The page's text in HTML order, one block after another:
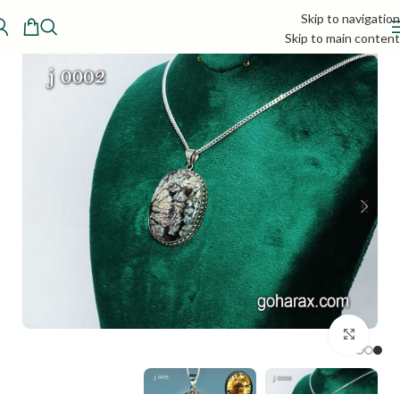
Skip to navigation
Skip to main content